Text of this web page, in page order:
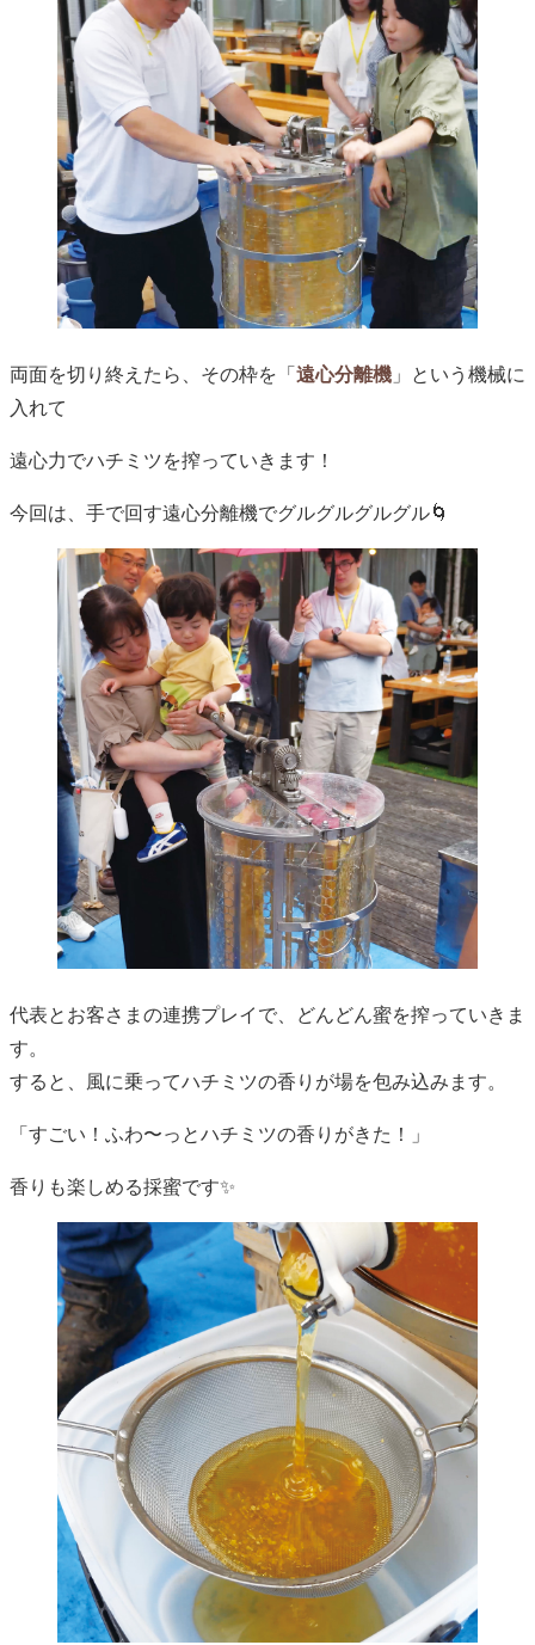
両面を切り終えたら、その枠を「遠心分離機 」という機械に
入れて
遠心力でハチミツを搾っていきます！
今回は、手で回す遠心分離機でグルグルグルグル🌀
代表とお客さまの連携プレイで、どんどん蜜を搾っていきま
す。
すると、風に乗ってハチミツの香りが場を包み込みます。
「すごい！ふわ〜っとハチミツの香りがきた！」
香りも楽しめる採蜜です✨